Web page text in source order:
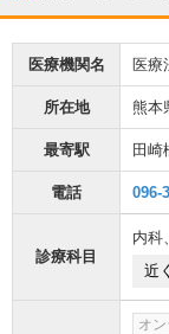
医療機関名 医療
所在地 熊本
最寄駅 田崎
電話 096-
診療科目
内科、
近
オ